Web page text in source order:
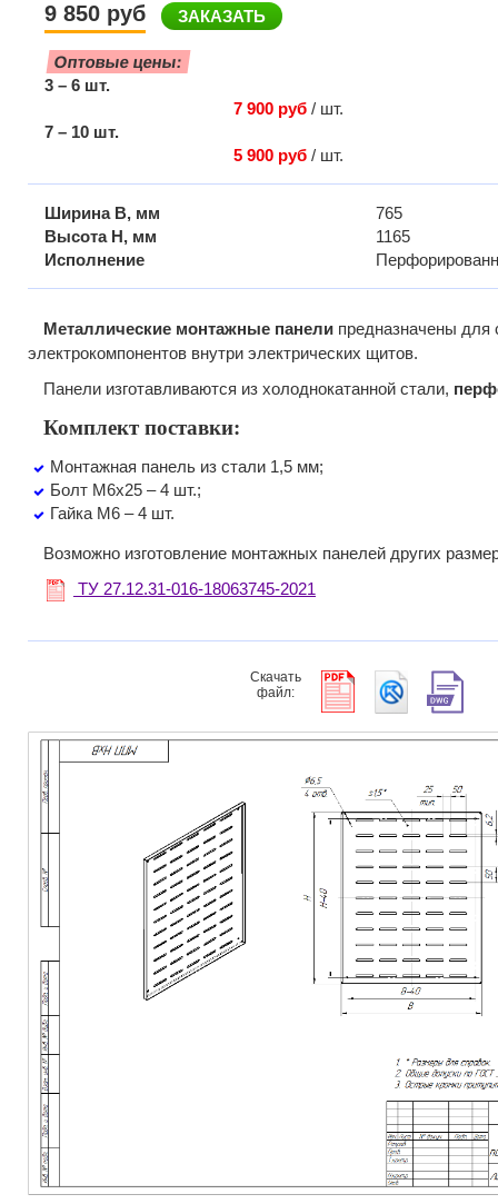
9 850 руб ЗАКАЗАТЬ
Оптовые цены:
3 – 6 шт.
7 900 руб / шт.
7 – 10 шт.
5 900 руб / шт.
Ширина B, мм
765
Высота H, мм
1165
Исполнение
Металлические монтажные панели предназначены для
электрокомпонентов внутри электрических щитов.
Панели изготавливаются из холоднокатанной стали,
Комплект поставки:
Монтажная панель из стали 1,5 мм;
Болт М6х25 – 4 шт.;
Гайка М6 – 4 шт.
Возможно изготовление монтажных панелей других
ТУ 27.12.31-016-18063745-2021
Скачать
файл: